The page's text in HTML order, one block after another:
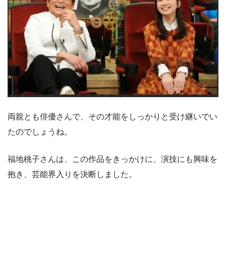
両親とも俳優さんで、その才能をしっかりと受け継いでい
たのでしょうね。
福地桃子さんは、この作品をきっかけに、演技にも興味を
抱き、芸能界入りを決断しました。